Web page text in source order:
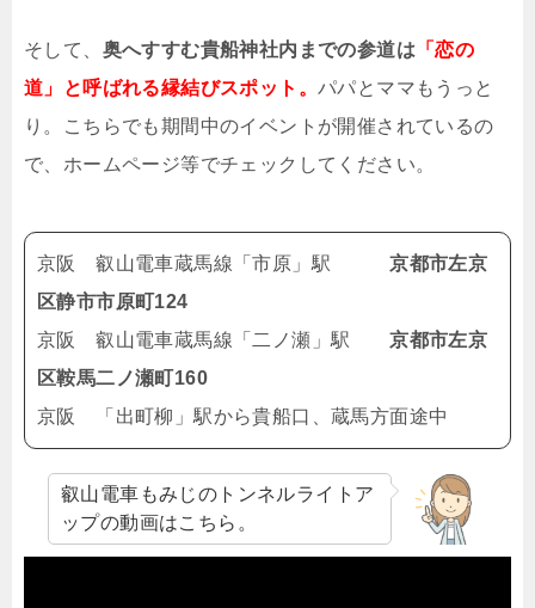
そして、 奥へすすむ貴船神社内までの参道は 「恋の
道」と呼ばれる縁結びスポット。 パパとママもうっと
り。こちらでも期間中のイベントが開催されているの
で、ホームページ等でチェックしてください。
京阪 叡山電車蔵馬線「市原」駅京都市左京
区静市市原町124
京阪 叡山電車蔵馬線「二ノ瀬」駅京都市左京
区鞍馬二ノ瀬町160
京阪 「出町柳」駅から貴船口、蔵馬方面途中
叡山電車もみじのトンネルライトア
ップの動画はこちら。